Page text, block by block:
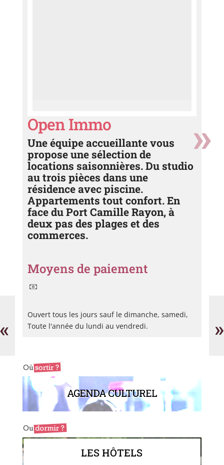
«Express »
Open Immo
Une équipe accueillante vous
propose une sélection de
locations saisonnières. Du studio
au trois pièces dans une
résidence avec piscine.
Appartements tout confort. En
face du Port Camille Rayon, à
deux pas des plages et des
commerces.
Moyens de paiement
Ouvert tous les jours sauf le dimanche, samedi,
Toute l'année du lundi au vendredi.
AGENDA CULTUREL
LES HÔTELS